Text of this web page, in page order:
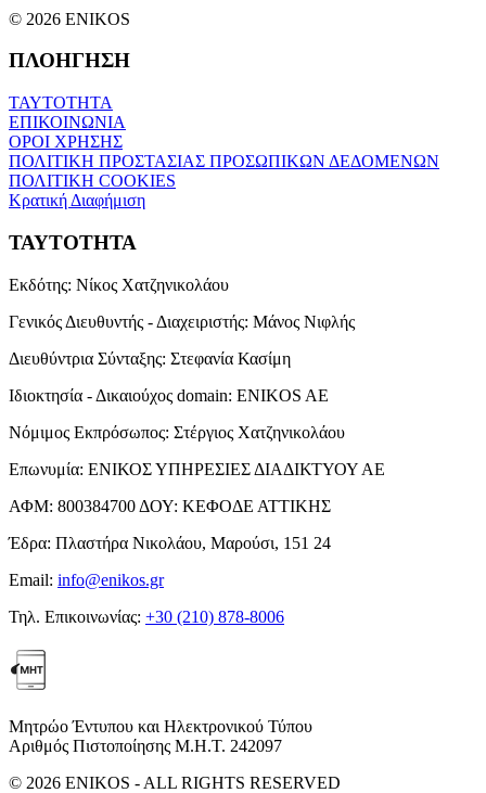
© 2026 ENIKOS
ΠΛΟΗΓΗΣΗ
ΤΑΥΤΟΤΗΤΑ
ΕΠΙΚΟΙΝΩΝΙΑ
ΟΡΟΙ ΧΡΗΣΗΣ
ΠΟΛΙΤΙΚΗ ΠΡΟΣΤΑΣΙΑΣ ΠΡΟΣΩΠΙΚΩΝ ΔΕΔΟΜΕΝΩΝ
ΠΟΛΙΤΙΚΗ COOKIES
Κρατική Διαφήμιση
ΤΑΥΤΟΤΗΤΑ
Εκδότης: Νίκος Χατζηνικολάου
Γενικός Διευθυντής - Διαχειριστής: Μάνος Νιφλής
Διευθύντρια Σύνταξης: Στεφανία Κασίμη
Ιδιοκτησία - Δικαιούχος domain: ENIKOS AE
Νόμιμος Εκπρόσωπος: Στέργιος Χατζηνικολάου
Επωνυμία: ΕΝΙΚΟΣ ΥΠΗΡΕΣΙΕΣ ΔΙΑΔΙΚΤΥΟΥ ΑΕ
ΑΦΜ: 800384700 ΔΟΥ: ΚΕΦΟΔΕ ΑΤΤΙΚΗΣ
Έδρα: Πλαστήρα Νικολάου, Μαρούσι, 151 24
Email: info@enikos.gr
Τηλ. Επικοινωνίας: +30 (210) 878-8006
Μητρώο Έντυπου και Ηλεκτρονικού Τύπου
Αριθμός Πιστοποίησης Μ.Η.Τ. 242097
© 2026 ENIKOS - ALL RIGHTS RESERVED